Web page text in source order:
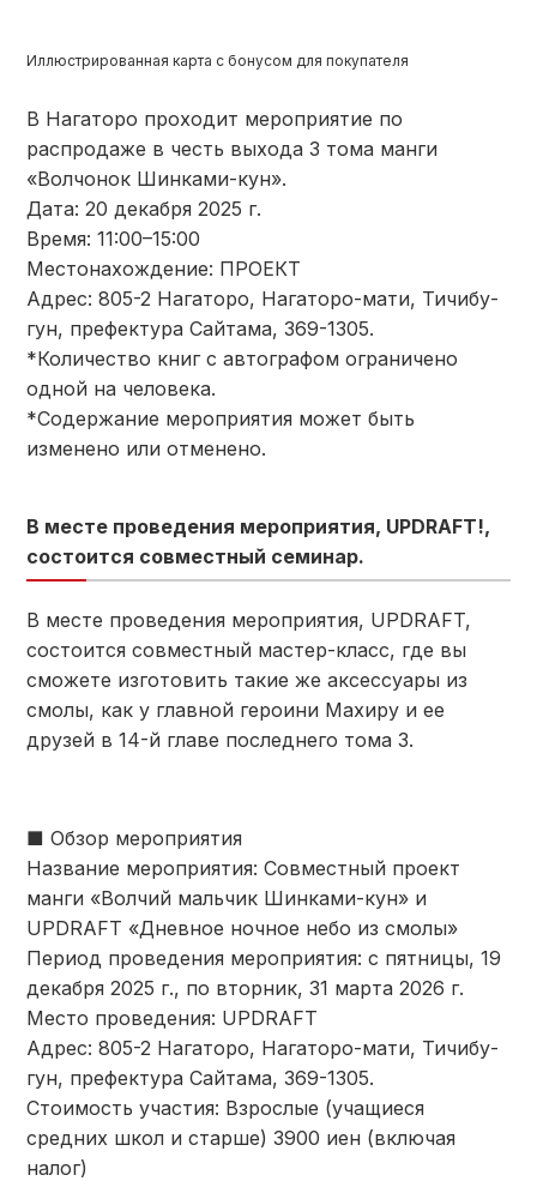
Иллюстрированная карта с бонусом для покупателя
В Нагаторо проходит мероприятие по
распродаже в честь выхода 3 тома манги
«Волчонок Шинками-кун».
Дата: 20 декабря 2025 г.
Время: 11:00–15:00
Местонахождение: ПРОЕКТ
Адрес: 805-2 Нагаторо, Нагаторо-мати, Тичибу-
гун, префектура Сайтама, 369-1305.
*Количество книг с автографом ограничено
одной на человека.
*Содержание мероприятия может быть
изменено или отменено.
В месте проведения мероприятия, UPDRAFT!,
состоится совместный семинар.
В месте проведения мероприятия, UPDRAFT,
состоится совместный мастер-класс, где вы
сможете изготовить такие же аксессуары из
смолы, как у главной героини Махиру и ее
друзей в 14-й главе последнего тома 3.
■ Обзор мероприятия
Название мероприятия: Совместный проект
манги «Волчий мальчик Шинками-кун» и
UPDRAFT «Дневное ночное небо из смолы»
Период проведения мероприятия: с пятницы, 19
декабря 2025 г., по вторник, 31 марта 2026 г.
Место проведения: UPDRAFT
Адрес: 805-2 Нагаторо, Нагаторо-мати, Тичибу-
гун, префектура Сайтама, 369-1305.
Стоимость участия: Взрослые (учащиеся
средних школ и старше) 3900 иен (включая
налог)